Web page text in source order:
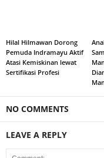
Hilal Hilmawan Dorong
Pemuda Indramayu Aktif
Atasi Kemiskinan lewat
Sertifikasi Profesi
NO COMMENTS
LEAVE A REPLY